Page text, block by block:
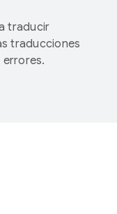
traducir
traducciones